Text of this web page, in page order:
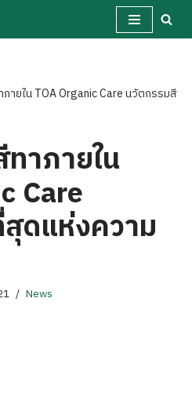
ายใน TOA Organic Care นวัตกรรมสี
าภายใน
Care
ดแห่งความ
News